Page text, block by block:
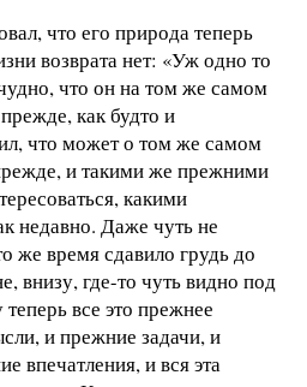
что его природа теперь
возврата нет: «Уж одно то
что он на том же самом
как будто и
что может о том же самом
и такими же прежними
какими
недавно. Даже чуть не
же время сдавило грудь до
внизу, где-то чуть видно под
все это прежнее
и прежние задачи, и
впечатления, и вся эта